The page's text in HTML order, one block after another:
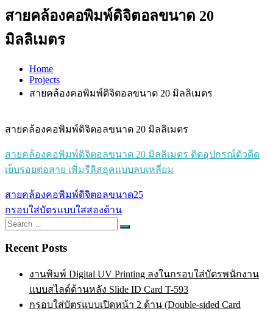
สายคล้องคอพิมพ์ดิจิตอลขนาด 20
มิลลิเมตร
Home
Projects
สายคล้องคอพิมพ์ดิจิตอลขนาด 20 มิลลิเมตร
สายคล้องคอพิมพ์ดิจิตอลขนาด 20 มิลลิเมตร
สายคล้องคอพิมพ์ดิจิตอลขนาด 20 มิลลิเมตร ติดอุปกรณ์ตัวดีด
เย็บรอยต่อสาย เพิ่มรีลิสฮุคแบบลบเหลี่ยม
Post
navigation
สายคล้องคอพิมพ์ดิจิตอลขนาด25
กรอบใส่บัตรแบบใสสองด้าน
Search
for:
Search
Recent Posts
งานพิมพ์ Digital UV Printing ลงในกรอบใส่บัตรพนักงาน
แบบสไลด์ด้านหลัง Slide ID Card T-593
กรอบใส่บัตรแบบเปิดหน้า 2 ด้าน (Double-sided Card